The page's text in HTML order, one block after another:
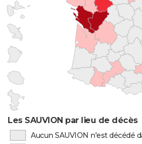
Les SAUVION par lieu de décès
Aucun SAUVION n'est décédé